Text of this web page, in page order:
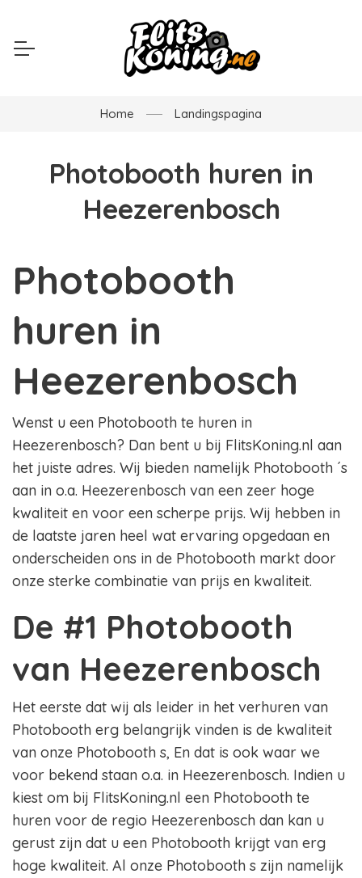
Home Landingspagina
Photobooth huren in
Heezerenbosch
Photobooth
huren in
Heezerenbosch
Wenst u een Photobooth te huren in
Heezerenbosch? Dan bent u bij FlitsKoning.nl aan
het juiste adres. Wij bieden namelijk Photobooth ´s
aan in o.a. Heezerenbosch van een zeer hoge
kwaliteit en voor een scherpe prijs. Wij hebben in
de laatste jaren heel wat ervaring opgedaan en
onderscheiden ons in de Photobooth markt door
onze sterke combinatie van prijs en kwaliteit.
De #1 Photobooth
van Heezerenbosch
Het eerste dat wij als leider in het verhuren van
Photobooth erg belangrijk vinden is de kwaliteit
van onze Photobooth s, En dat is ook waar we
voor bekend staan o.a. in Heezerenbosch. Indien u
kiest om bij FlitsKoning.nl een Photobooth te
huren voor de regio Heezerenbosch dan kan u
gerust zijn dat u een Photobooth krijgt van erg
hoge kwaliteit. Al onze Photobooth s zijn namelijk